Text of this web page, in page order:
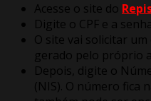
Acesse o site do
Digite o CPF e a
O site vai solicitar um
gerado pelo próprio
Depois, digite o
(NIS). O número fica